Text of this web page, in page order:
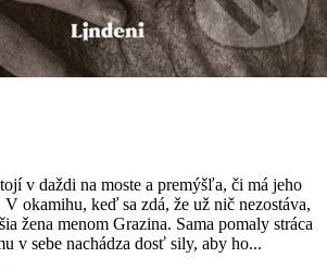
v daždi na moste a premýšľa, či má jeho
okamihu, keď sa zdá, že už nič nezostáva,
žena menom Grazina. Sama pomaly stráca
v sebe nachádza dosť sily, aby ho...